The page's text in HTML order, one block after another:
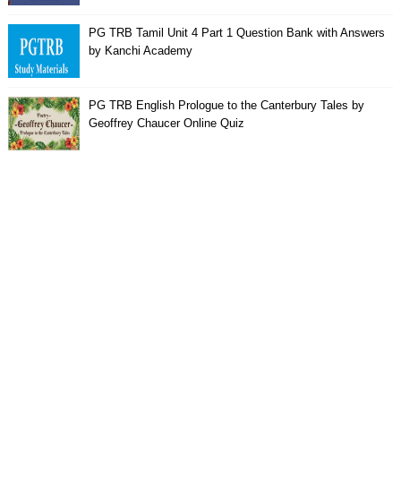
PG TRB Tamil Unit 4 Part 1 Question Bank with Answers
by Kanchi Academy
PG TRB English Prologue to the Canterbury Tales by
Geoffrey Chaucer Online Quiz